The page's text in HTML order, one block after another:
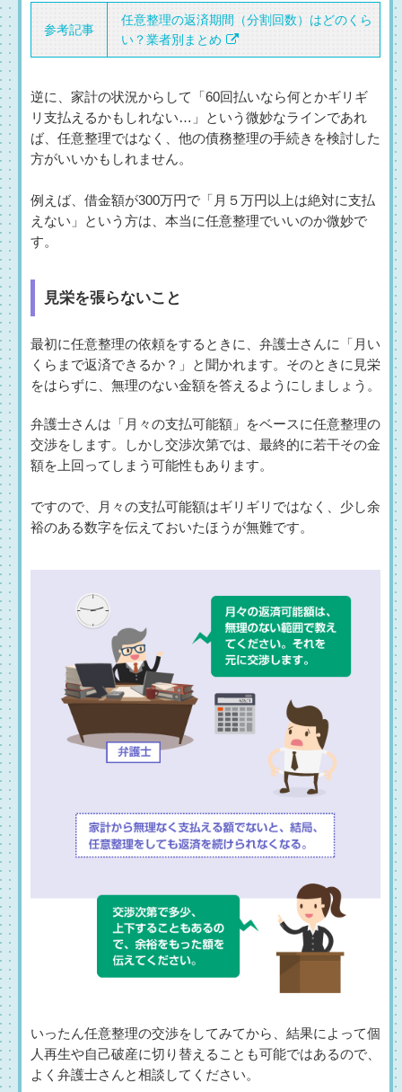
参考記事
任意整理の返済期間（分割回数）はどのくら
い？業者別まとめ
逆に、家計の状況からして「60回払いなら何とかギリギ
リ支払えるかもしれない…」という微妙なラインであれ
ば、任意整理ではなく、他の債務整理の手続きを検討した
方がいいかもしれません。
例えば、借金額が300万円で「月５万円以上は絶対に支払
えない」という方は、本当に任意整理でいいのか微妙で
す。
見栄を張らないこと
最初に任意整理の依頼をするときに、弁護士さんに「月い
くらまで返済できるか？」と聞かれます。そのときに見栄
をはらずに、無理のない金額を答えるようにしましょう。
弁護士さんは「月々の支払可能額」をベースに任意整理の
交渉をします。しかし交渉次第では、最終的に若干その金
額を上回ってしまう可能性もあります。
ですので、月々の支払可能額はギリギリではなく、少し余
裕のある数字を伝えておいたほうが無難です。
いったん任意整理の交渉をしてみてから、結果によって個
人再生や自己破産に切り替えることも可能ではあるので、
よく弁護士さんと相談してください。